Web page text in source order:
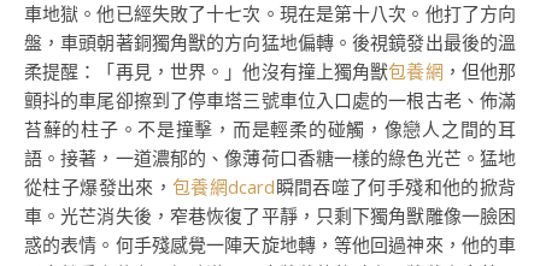
車地獄。他已經失敗了十七次。現在是第十八次。他打了方向
盤，車頭朝著銅獨角獸的方向猛地偏轉。後視鏡發出最後的溫
柔提醒：「再見，世界。」他沒有撞上獨角獸包養網 ，但他那
顫抖的車尾卻擦到了停車塔三號車位入口處的一根古老、佈滿
苔蘚的柱子。不是撞擊，而是輕柔的碰觸，像戀人之間的耳
語。接著，一道濃郁的、像薄荷口香糖一樣的綠色光芒。猛地
從柱子爆發出來， 包養網dcard瞬間吞噬了何手殘和他的掀背
車。光芒消失後，窄巷恢復了平靜，只剩下獨角獸雕像一臉困
惑的表情。何手殘感覺一陣天旋地轉，等他回過神來，他的車